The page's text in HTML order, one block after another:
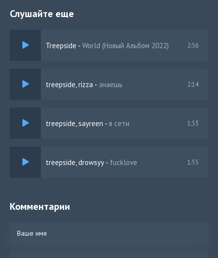
Слушайте еще
Treepside - World (Новый Альбом 2022) 2:56
treepside, rizza - знаешь 2:14
treepside, sayreen - в сети 1:53
treepside, drowsyy - fucklove 1:55
Комментарии